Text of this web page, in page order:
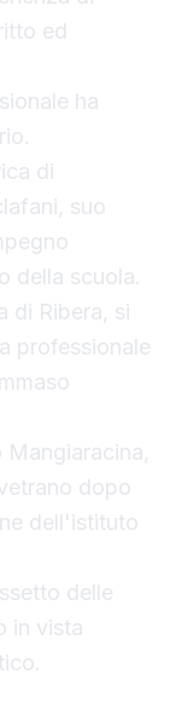
ed
ha
di
suo
della scuola.
di Ribera, si
professionale
dopo
dell'istituto
delle
in vista